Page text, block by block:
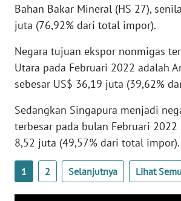
Bahan Bakar Mineral (HS 27),
juta (76,92% dari total impor).
Negara tujuan ekspor nonmigas
Utara pada Februari 2022 adalah
sebesar US$ 36,19 juta (39,62%
Sedangkan Singapura menjadi
terbesar pada bulan Februari 2022
8,52 juta (49,57% dari total impor).
1 2 Selanjutnya Lihat
WN
PAPUA
WN
PAPUA
BARAT
WN
RIAU
WN
SERAMBI